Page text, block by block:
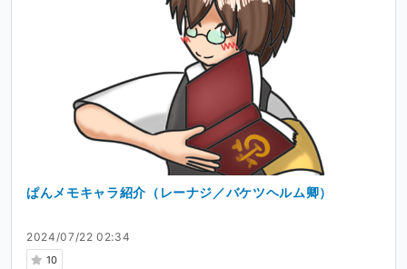
2024/07/22 02:34
10
ぱんメモキャラ紹介（レーナジ／バケツヘルム卿）